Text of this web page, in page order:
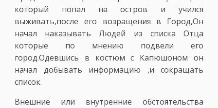
который попал на остров и учился
выживать,после его возращения в Город,Он
начал наказывать Людей из списка Отца
которые по мнению подвели его
город.Одевшись в костюм с Капюшоном он
начал добывать информацию ,и сокращать
список.
Внешние или внутренние обстоятельства